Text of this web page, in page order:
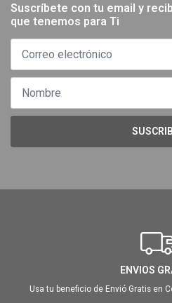
Suscríbete con tu email y
que tenemos para Ti
ENVIOS
Usa tu beneficio de Envió Gratis en